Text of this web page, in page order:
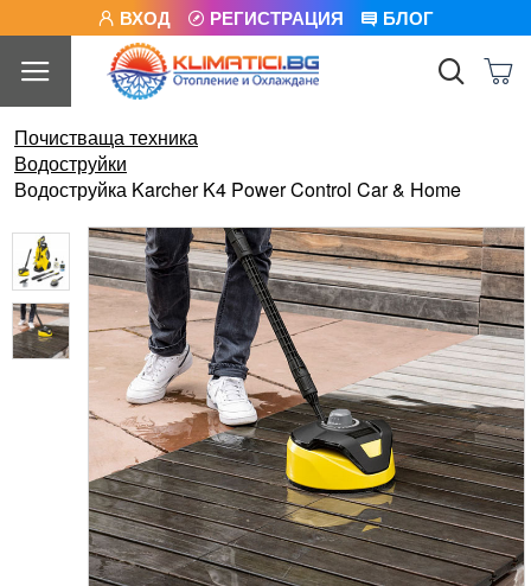
ВХОД РЕГИСТРАЦИЯ БЛОГ
Почистваща техника
Водоструйки
Водоструйка Karcher K4 Power Control Car & Home